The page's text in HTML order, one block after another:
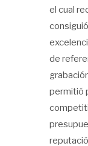
el cual
de
permitió